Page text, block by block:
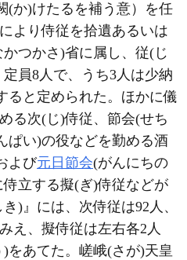
(か)けたるを補う意）を任
より侍従を拾遺あるいは
つかさ)省に属し、従(じ
員8人で、うち3人は少納
ると定められた。ほかに儀
る次(じ)侍従、節会(せち
ぱい)の役などを勤める酒
よび元日節会(がんにちの
立する擬(ぎ)侍従などが
)』には、次侍従は92人、
え、擬侍従は左右各2人
をあてた。嵯峨(さが)天皇